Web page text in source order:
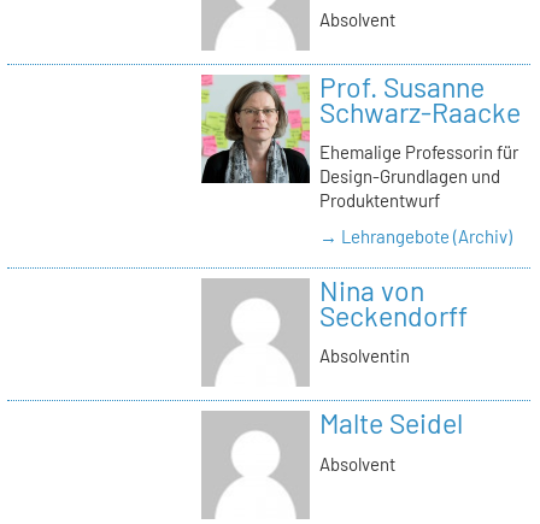
Absolvent
Prof. Susanne
Schwarz-Raacke
Ehemalige Professorin für
Design-Grundlagen und
Produktentwurf
→ Lehrangebote (Archiv)
Nina von
Seckendorff
Absolventin
Malte Seidel
Absolvent